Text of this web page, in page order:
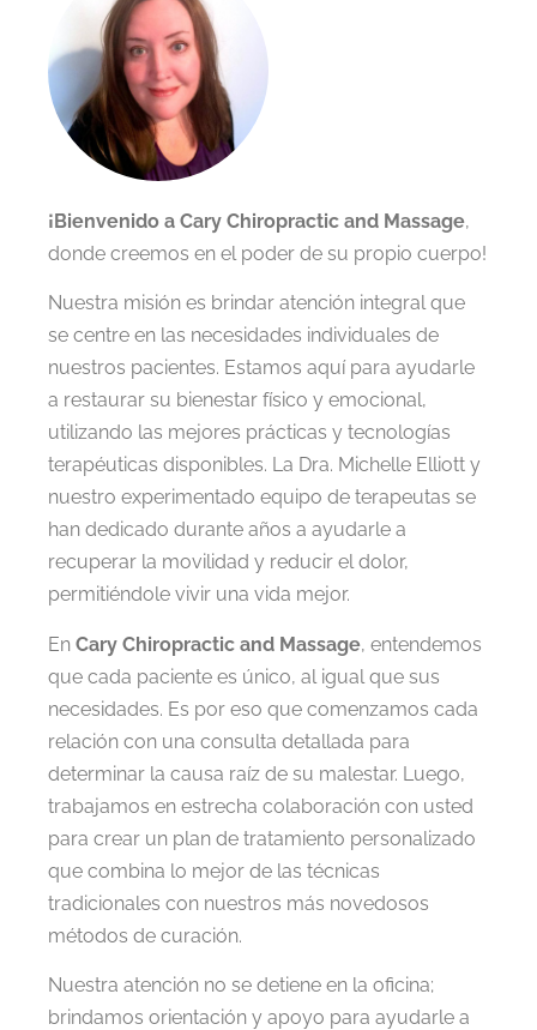
¡Bienvenido a Cary Chiropractic and Massage,
donde creemos en el poder de su propio cuerpo!
Nuestra misión es brindar atención integral que
se centre en las necesidades individuales de
nuestros pacientes. Estamos aquí para ayudarle
a restaurar su bienestar físico y emocional,
utilizando las mejores prácticas y tecnologías
terapéuticas disponibles. La Dra. Michelle Elliott y
nuestro experimentado equipo de terapeutas se
han dedicado durante años a ayudarle a
recuperar la movilidad y reducir el dolor,
permitiéndole vivir una vida mejor.
En Cary Chiropractic and Massage, entendemos
que cada paciente es único, al igual que sus
necesidades. Es por eso que comenzamos cada
relación con una consulta detallada para
determinar la causa raíz de su malestar. Luego,
trabajamos en estrecha colaboración con usted
para crear un plan de tratamiento personalizado
que combina lo mejor de las técnicas
tradicionales con nuestros más novedosos
métodos de curación.
Nuestra atención no se detiene en la oficina;
brindamos orientación y apoyo para ayudarle a